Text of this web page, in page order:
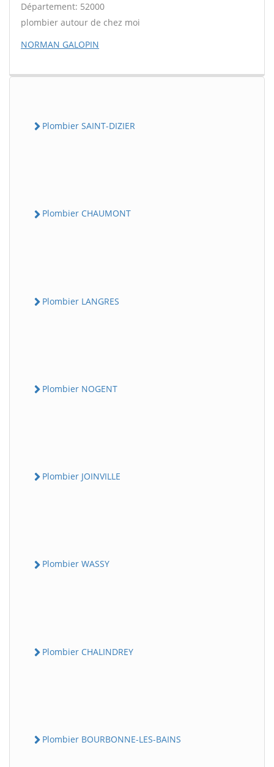
Département: 52000
plombier autour de chez moi
NORMAN GALOPIN
Plombier SAINT-DIZIER
Plombier CHAUMONT
Plombier LANGRES
Plombier NOGENT
Plombier JOINVILLE
Plombier WASSY
Plombier CHALINDREY
Plombier BOURBONNE-LES-BAINS